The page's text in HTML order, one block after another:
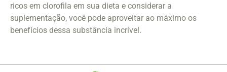
ricos em clorofila em sua dieta e considerar a
suplementação, você pode aproveitar ao máximo os
benefícios dessa substância incrível.